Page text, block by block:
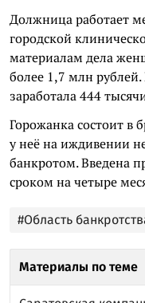
Должница работает
городской
материалам дела
более 1,7 млн рублей.
заработала 444
Горожанка состоит в
у неё на иждивении
банкротом. Введена
сроком на четыре
#Область
Материалы по теме